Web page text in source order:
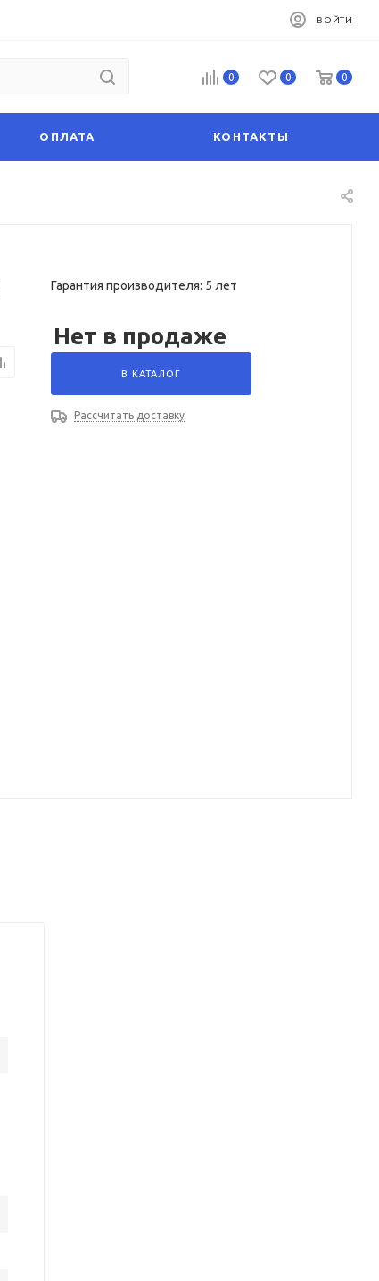
ВОЙТИ
0 0 0
ОПЛАТА КОНТАКТЫ
Гарантия производителя: 5 лет
Нет в продаже
В КАТАЛОГ
Рассчитать доставку